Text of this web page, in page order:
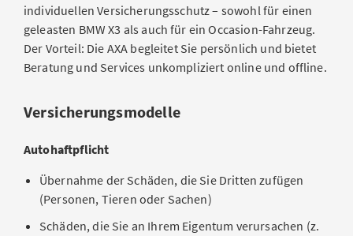
individuellen Versicherungsschutz – sowohl für einen
geleasten BMW X3 als auch für ein Occasion-Fahrzeug.
Der Vorteil: Die AXA begleitet Sie persönlich und bietet
Beratung und Services unkompliziert online und offline.
Versicherungsmodelle
Autohaftpflicht
Übernahme der Schäden, die Sie Dritten zufügen
(Personen, Tieren oder Sachen)
Schäden, die Sie an Ihrem Eigentum verursachen (z.